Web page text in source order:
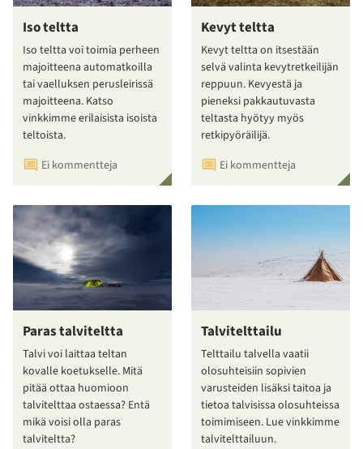
Iso teltta
Iso teltta voi toimia perheen
majoitteena automatkoilla
tai vaelluksen perusleirissä
majoitteena. Katso
vinkkimme erilaisista isoista
teltoista.
Ei kommentteja
Kevyt teltta
Kevyt teltta on itsestään
selvä valinta kevytretkeilijän
reppuun. Kevyestä ja
pieneksi pakkautuvasta
teltasta hyötyy myös
retkipyöräilijä.
Ei kommentteja
Paras talviteltta
Talvi voi laittaa teltan
kovalle koetukselle. Mitä
pitää ottaa huomioon
talvitelttaa ostaessa? Entä
mikä voisi olla paras
talviteltta?
Talvitelttailu
Telttailu talvella vaatii
olosuhteisiin sopivien
varusteiden lisäksi taitoa ja
tietoa talvisissa olosuhteissa
toimimiseen. Lue vinkkimme
talvitelttailuun.